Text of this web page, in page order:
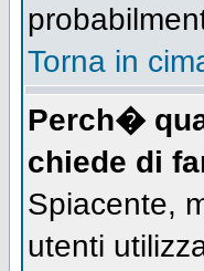
Torna in
Perch�
chiede di
Spiacente,
utenti